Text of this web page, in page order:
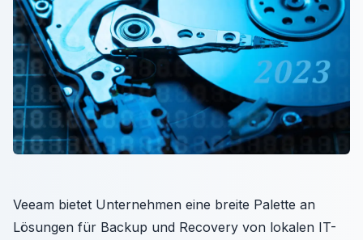
Veeam bietet Unternehmen eine breite Palette an
Lösungen für Backup und Recovery von lokalen IT-